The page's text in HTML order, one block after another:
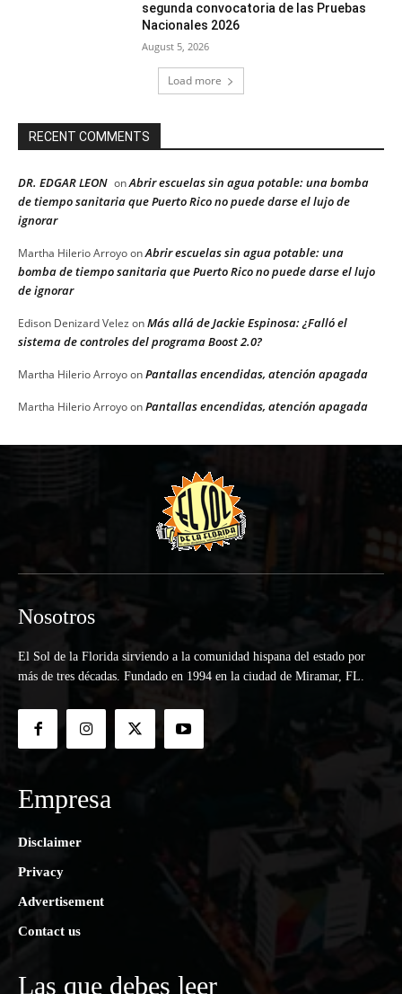
segunda convocatoria de las Pruebas
Nacionales 2026
August 5, 2026
Load more
RECENT COMMENTS
DR. EDGAR LEON onAbrir escuelas sin agua potable: una bomba
de tiempo sanitaria que Puerto Rico no puede darse el lujo de
ignorar
Martha Hilerio ArroyoonAbrir escuelas sin agua potable: una
bomba de tiempo sanitaria que Puerto Rico no puede darse el lujo
de ignorar
Edison Denizard Velez onMás allá de Jackie Espinosa: ¿Falló el
sistema de controles del programa Boost 2.0?
Martha Hilerio ArroyoonPantallas encendidas, atención apagada
Martha Hilerio ArroyoonPantallas encendidas, atención apagada
Nosotros
El Sol de la Florida sirviendo a la comunidad hispana del estado por
más de tres décadas. Fundado en 1994 en la ciudad de Miramar, FL.
Empresa
Disclaimer
Privacy
Advertisement
Contact us
Las que debes leer